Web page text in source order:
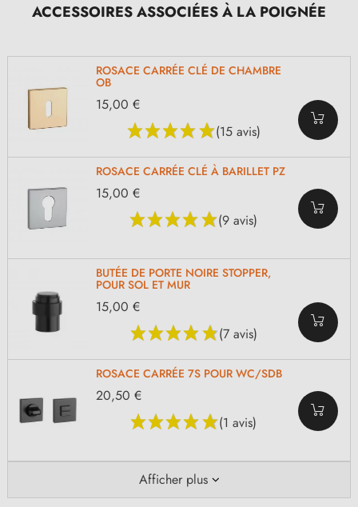
ACCESSOIRES ASSOCIÉES À LA POIGNÉE
ROSACE CARRÉE CLÉ DE CHAMBRE
OB
(15 avis)
15,00 €
ROSACE CARRÉE CLÉ À BARILLET PZ
(9 avis)
15,00 €
BUTÉE DE PORTE NOIRE STOPPER,
POUR SOL ET MUR
(7 avis)
15,00 €
ROSACE CARRÉE 7S POUR WC/SDB
(1 avis)
20,50 €
Afficher plus